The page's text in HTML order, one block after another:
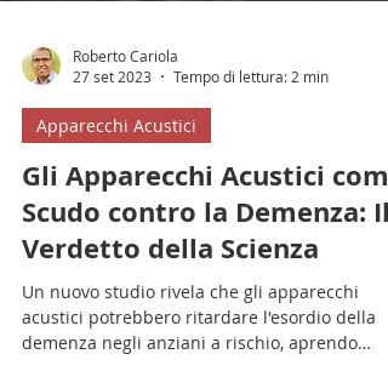
Roberto Cariola
27 set 2023
Tempo di lettura: 2 min
Apparecchi Acustici
Gli Apparecchi Acustici come
Scudo contro la Demenza: Il
Verdetto della Scienza
Un nuovo studio rivela che gli apparecchi